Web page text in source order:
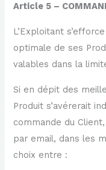
Article 5 –
L’Exploitant
optimale de ses
valables dans la
Si en dépit des
Produit s’avérerait
commande du
par email, dans les
choix entre :